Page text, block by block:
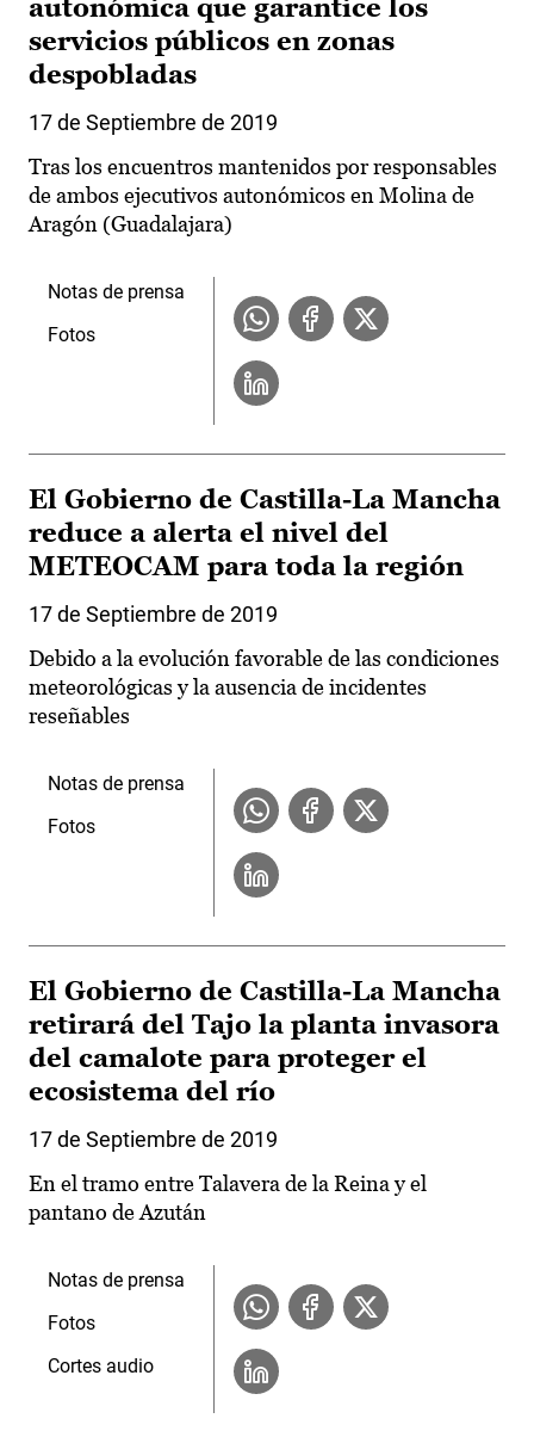
autonómica que garantice los
servicios públicos en zonas
despobladas
17 de Septiembre de 2019
Tras los encuentros mantenidos por responsables
de ambos ejecutivos autonómicos en Molina de
Aragón (Guadalajara)
Notas de prensa
Fotos
El Gobierno de Castilla-La Mancha
reduce a alerta el nivel del
METEOCAM para toda la región
17 de Septiembre de 2019
Debido a la evolución favorable de las condiciones
meteorológicas y la ausencia de incidentes
reseñables
Notas de prensa
Fotos
El Gobierno de Castilla-La Mancha
retirará del Tajo la planta invasora
del camalote para proteger el
ecosistema del río
17 de Septiembre de 2019
En el tramo entre Talavera de la Reina y el
pantano de Azután
Notas de prensa
Fotos
Cortes audio